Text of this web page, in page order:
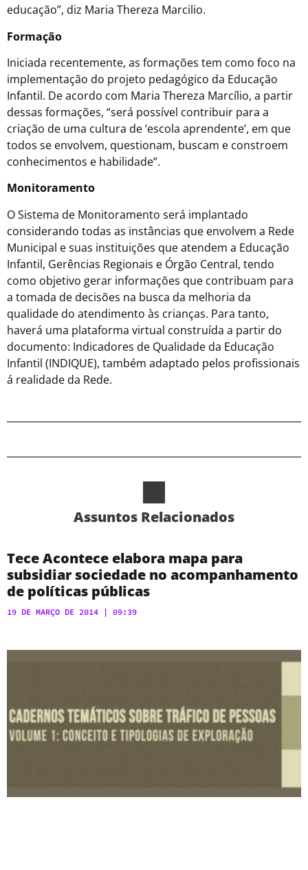
educação”, diz Maria Thereza Marcilio.
Formação
Iniciada recentemente, as formações tem como foco na
implementação do projeto pedagógico da Educação
Infantil. De acordo com Maria Thereza Marcílio, a partir
dessas formações, “será possível contribuir para a
criação de uma cultura de ‘escola aprendente’, em que
todos se envolvem, questionam, buscam e constroem
conhecimentos e habilidade”.
Monitoramento
O Sistema de Monitoramento será implantado
considerando todas as instâncias que envolvem a Rede
Municipal e suas instituições que atendem a Educação
Infantil, Gerências Regionais e Órgão Central, tendo
como objetivo gerar informações que contribuam para
a tomada de decisões na busca da melhoria da
qualidade do atendimento às crianças. Para tanto,
haverá uma plataforma virtual construída a partir do
documento: Indicadores de Qualidade da Educação
Infantil (INDIQUE), também adaptado pelos profissionais
á realidade da Rede.
Assuntos Relacionados
Tece Acontece elabora mapa para
subsidiar sociedade no acompanhamento
de políticas públicas
19 DE MARÇO DE 2014 09:39